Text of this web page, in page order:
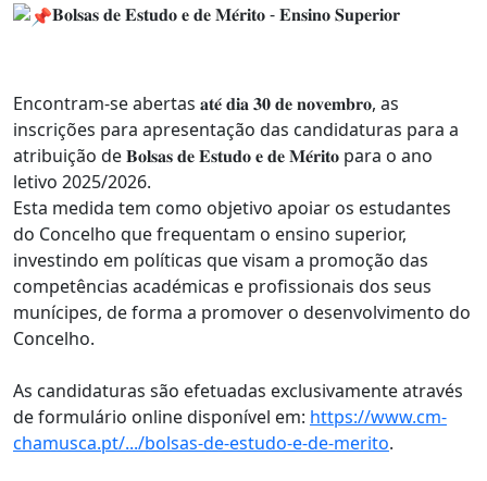
𝐁𝐨𝐥𝐬𝐚𝐬 𝐝𝐞 𝐄𝐬𝐭𝐮𝐝𝐨 𝐞 𝐝𝐞 𝐌𝐞́𝐫𝐢𝐭𝐨 - 𝐄𝐧𝐬𝐢𝐧𝐨 𝐒𝐮𝐩𝐞𝐫𝐢𝐨𝐫
Encontram-se abertas 𝐚𝐭𝐞́ 𝐝𝐢𝐚 𝟑𝟎 𝐝𝐞 𝐧𝐨𝐯𝐞𝐦𝐛𝐫𝐨, as
inscrições para apresentação das candidaturas para a
atribuição de 𝐁𝐨𝐥𝐬𝐚𝐬 𝐝𝐞 𝐄𝐬𝐭𝐮𝐝𝐨 𝐞 𝐝𝐞 𝐌𝐞́𝐫𝐢𝐭𝐨 para o ano
letivo 2025/2026.
Esta medida tem como objetivo apoiar os estudantes
do Concelho que frequentam o ensino superior,
investindo em políticas que visam a promoção das
competências académicas e profissionais dos seus
munícipes, de forma a promover o desenvolvimento do
Concelho.
As candidaturas são efetuadas exclusivamente através
de formulário online disponível em: https://www.cm-
chamusca.pt/.../bolsas-de-estudo-e-de-merito.